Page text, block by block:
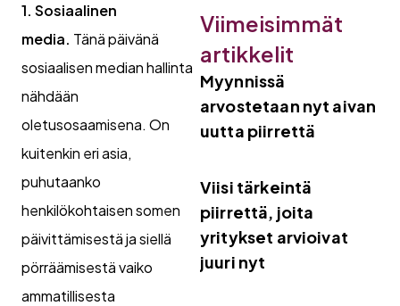
1. Sosiaalinen
media. Tänä päivänä
sosiaalisen median hallinta
nähdään
oletusosaamisena. On
kuitenkin eri asia,
puhutaanko
henkilökohtaisen somen
päivittämisestä ja siellä
pörräämisestä vaiko
ammatillisesta
Viimeisimmät
artikkelit
Myynnissä
arvostetaan nyt aivan
uutta piirrettä
Viisi tärkeintä
piirrettä, joita
yritykset arvioivat
juuri nyt